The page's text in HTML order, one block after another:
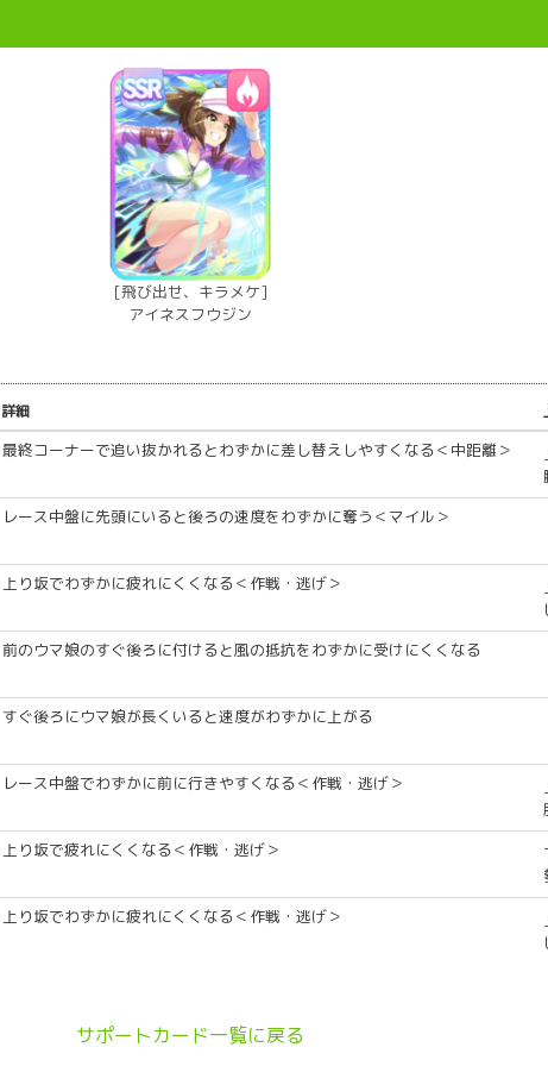
[飛び出せ、キラメケ]
アイネスフウジン
詳細
最終コーナーで追い抜かれるとわずかに差し替えしやすくなる＜中距離＞
レース中盤に先頭にいると後ろの速度をわずかに奪う＜マイル＞
上り坂でわずかに疲れにくくなる＜作戦・逃げ＞
前のウマ娘のすぐ後ろに付けると風の抵抗をわずかに受けにくくなる
すぐ後ろにウマ娘が長くいると速度がわずかに上がる
レース中盤でわずかに前に行きやすくなる＜作戦・逃げ＞
上り坂で疲れにくくなる＜作戦・逃げ＞
上り坂でわずかに疲れにくくなる＜作戦・逃げ＞
サポートカード一覧に戻る